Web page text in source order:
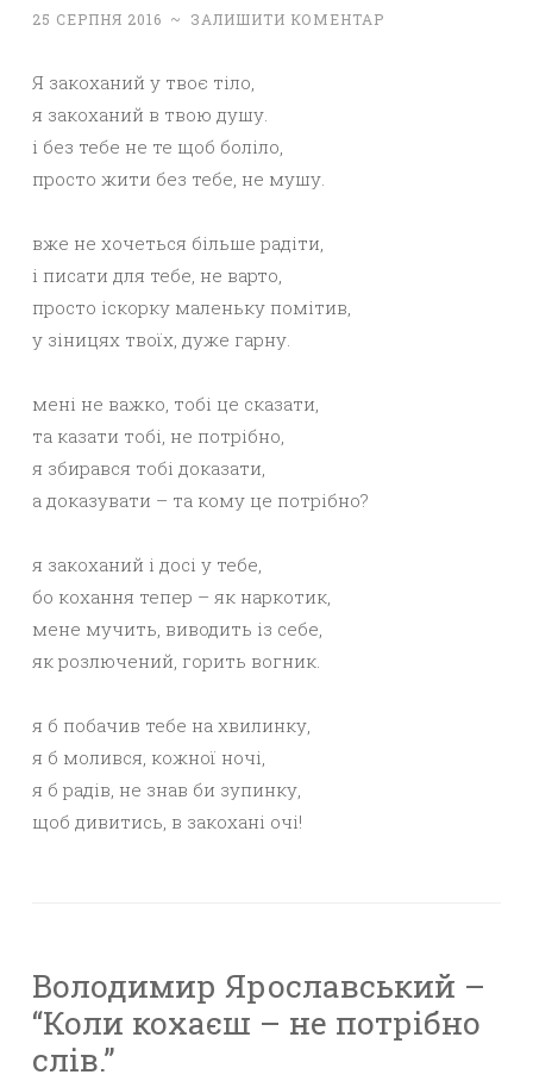
25 СЕРПНЯ 2016 ~ ЗАЛИШИТИ КОМЕНТАР
Я закоханий у твоє тіло,
я закоханий в твою душу.
і без тебе не те щоб боліло,
просто жити без тебе, не мушу.
вже не хочеться більше радіти,
і писати для тебе, не варто,
просто іскорку маленьку помітив,
у зіницях твоїх, дуже гарну.
мені не важко, тобі це сказати,
та казати тобі, не потрібно,
я збирався тобі доказати,
а доказувати – та кому це потрібно?
я закоханий і досі у тебе,
бо кохання тепер – як наркотик,
мене мучить, виводить із себе,
як розлючений, горить вогник.
я б побачив тебе на хвилинку,
я б молився, кожної ночі,
я б радів, не знав би зупинку,
щоб дивитись, в закохані очі!
Володимир Ярославський –
“Коли кохаєш – не потрібно
слів.”